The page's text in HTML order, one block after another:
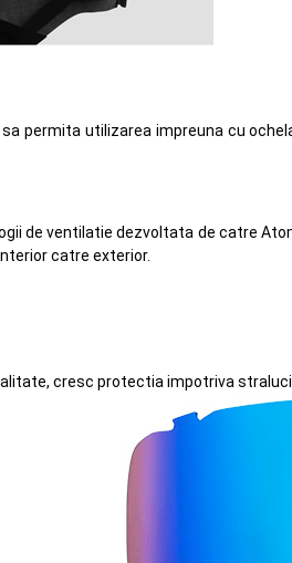
permita utilizarea impreuna cu
de ventilatie dezvoltata de catre
catre exterior.
cresc protectia impotriva